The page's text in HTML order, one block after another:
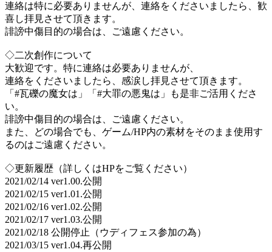
連絡は特に必要ありませんが、連絡をくださいましたら、歓
喜し拝見させて頂きます。
誹謗中傷目的の場合は、ご遠慮ください。
◇二次創作について
大歓迎です。特に連絡は必要ありませんが、
連絡をくださいましたら、感涙し拝見させて頂きます。
「#瓦礫の魔女は」「#大罪の悪鬼は」も是非ご活用くださ
い。
誹謗中傷目的の場合は、ご遠慮ください。
また、どの場合でも、ゲーム/HP内の素材をそのまま使用す
るのはご遠慮ください。
◇更新履歴（詳しくはHPをご覧ください）
2021/02/14 ver1.00.公開
2021/02/15 ver1.01.公開
2021/02/16 ver1.02.公開
2021/02/17 ver1.03.公開
2021/02/18 公開停止（ウディフェス参加の為）
2021/03/15 ver1.04.再公開